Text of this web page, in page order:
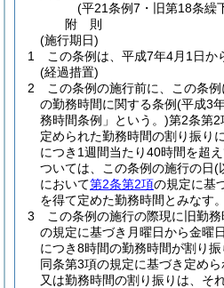
(平21条例7・旧第18条繰
附 則
(施行期日)
1
この条例は、平成7年4月1日か
(経過措置)
2
この条例の施行前に、この条
の勤務時間に関する条例(平成3
務時間条例」という。)第2条第2
定められた勤務時間の割り振り
につき1週間当たり40時間を超
ついては、この条例の施行の日(
において第2条第2項の規定に基
を得て定めた勤務時間とみなす。
3
この条例の施行の際現に旧勤
の規定に基づき月曜日から金曜
につき8時間の勤務時間が割り振
同条第3項の規定に基づき定め
又は勤務時間の割り振りは、そ